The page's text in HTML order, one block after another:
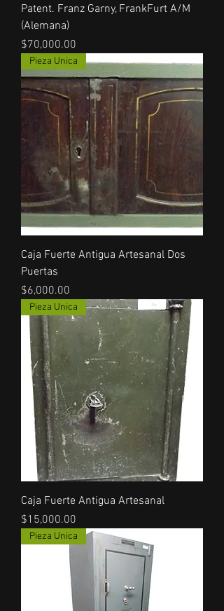
Patent. Franz Garny, FrankFurt A/M
(Alemana)
Precio
$70,000.00
Pieza Unica
Caja Fuerte Antigua Artesanal Dos
Puertas
Precio
$6,000.00
Pieza Unica
Caja Fuerte Antigua Artesanal
Precio
$15,000.00
Pieza Unica